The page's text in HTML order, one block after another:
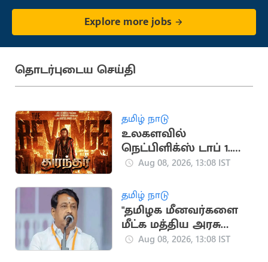
Explore more jobs
தொடர்புடைய செய்தி
தமிழ் நாடு
உலகளவில்
நெட்பிளிக்ஸ் டாப் 1..
‘துரந்தர்’ படத்தின்
Aug 08, 2026, 13:08 IST
தமிழ் நாடு
"தமிழக மீனவர்களை
மீட்க மத்திய அரசு
உதவ வேண்டும்"..
Aug 08, 2026, 13:08 IST